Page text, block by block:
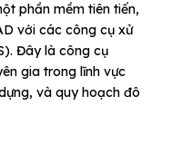
phần mềm tiên tiến,
với các công cụ xử
Đây là công cụ
gia trong lĩnh vực
và quy hoạch đô